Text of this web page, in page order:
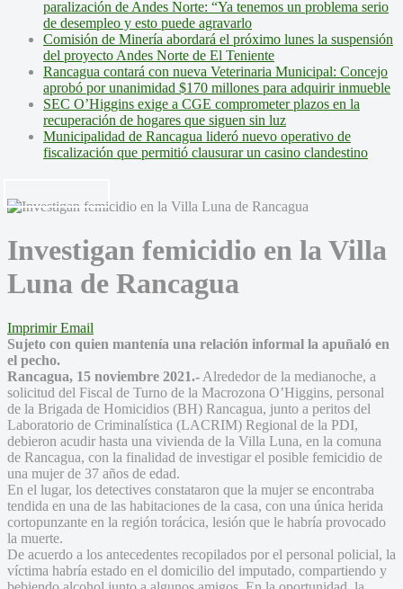
paralización de Andes Norte: “Ya tenemos un problema serio
de desempleo y esto puede agravarlo
Comisión de Minería abordará el próximo lunes la suspensión
del proyecto Andes Norte de El Teniente
Rancagua contará con nueva Veterinaria Municipal: Concejo
aprobó por unanimidad $170 millones para adquirir inmueble
SEC O’Higgins exige a CGE comprometer plazos en la
recuperación de hogares que siguen sin luz
Municipalidad de Rancagua lideró nuevo operativo de
fiscalización que permitió clausurar un casino clandestino
Investigan femicidio en la Villa
Luna de Rancagua
Imprimir Email
Sujeto con quien mantenía una relación informal la apuñaló en
el pecho.
Rancagua, 15 noviembre 2021.- Alrededor de la medianoche, a
solicitud del Fiscal de Turno de la Macrozona O’Higgins, personal
de la Brigada de Homicidios (BH) Rancagua, junto a peritos del
Laboratorio de Criminalística (LACRIM) Regional de la PDI,
debieron acudir hasta una vivienda de la Villa Luna, en la comuna
de Rancagua, con la finalidad de investigar el posible femicidio de
una mujer de 37 años de edad.
En el lugar, los detectives constataron que la mujer se encontraba
tendida en una de las habitaciones de la casa, con una única herida
cortopunzante en la región torácica, lesión que le habría provocado
la muerte.
De acuerdo a los antecedentes recopilados por el personal policial, la
víctima habría estado en el domicilio del imputado, compartiendo y